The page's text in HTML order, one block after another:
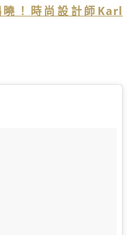
！時尚設計師Karl